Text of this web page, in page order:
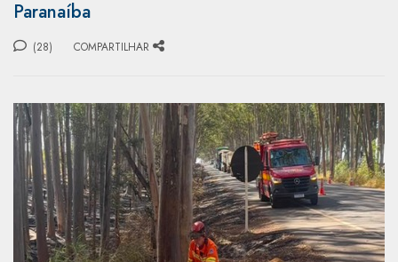
Paranaíba
(28) COMPARTILHAR